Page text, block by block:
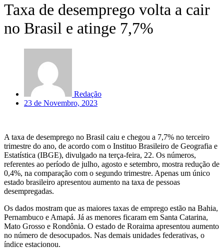
Taxa de desemprego volta a cair
no Brasil e atinge 7,7%
Redação
23 de Novembro, 2023
A taxa de desemprego no Brasil caiu e chegou a 7,7% no terceiro
trimestre do ano, de acordo com o Instituo Brasileiro de Geografia e
Estatística (IBGE), divulgado na terça-feira, 22. Os números,
referentes ao período de julho, agosto e setembro, mostra redução de
0,4%, na comparação com o segundo trimestre. Apenas um único
estado brasileiro apresentou aumento na taxa de pessoas
desempregadas.
Os dados mostram que as maiores taxas de emprego estão na Bahia,
Pernambuco e Amapá. Já as menores ficaram em Santa Catarina,
Mato Grosso e Rondônia. O estado de Roraima apresentou aumento
no número de desocupados. Nas demais unidades federativas, o
índice estacionou.